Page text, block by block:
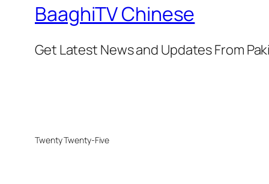
BaaghiTV Chinese
Get Latest News and Updates From
Twenty Twenty-Five